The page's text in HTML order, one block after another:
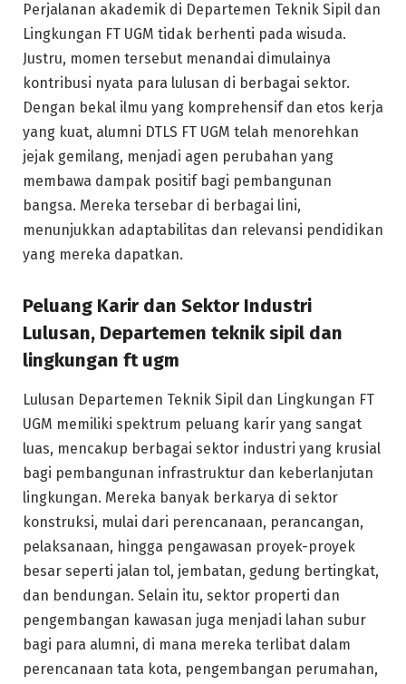
Perjalanan akademik di Departemen Teknik Sipil dan
Lingkungan FT UGM tidak berhenti pada wisuda.
Justru, momen tersebut menandai dimulainya
kontribusi nyata para lulusan di berbagai sektor.
Dengan bekal ilmu yang komprehensif dan etos kerja
yang kuat, alumni DTLS FT UGM telah menorehkan
jejak gemilang, menjadi agen perubahan yang
membawa dampak positif bagi pembangunan
bangsa. Mereka tersebar di berbagai lini,
menunjukkan adaptabilitas dan relevansi pendidikan
yang mereka dapatkan.
Peluang Karir dan Sektor Industri
Lulusan, Departemen teknik sipil dan
lingkungan ft ugm
Lulusan Departemen Teknik Sipil dan Lingkungan FT
UGM memiliki spektrum peluang karir yang sangat
luas, mencakup berbagai sektor industri yang krusial
bagi pembangunan infrastruktur dan keberlanjutan
lingkungan. Mereka banyak berkarya di sektor
konstruksi, mulai dari perencanaan, perancangan,
pelaksanaan, hingga pengawasan proyek-proyek
besar seperti jalan tol, jembatan, gedung bertingkat,
dan bendungan. Selain itu, sektor properti dan
pengembangan kawasan juga menjadi lahan subur
bagi para alumni, di mana mereka terlibat dalam
perencanaan tata kota, pengembangan perumahan,